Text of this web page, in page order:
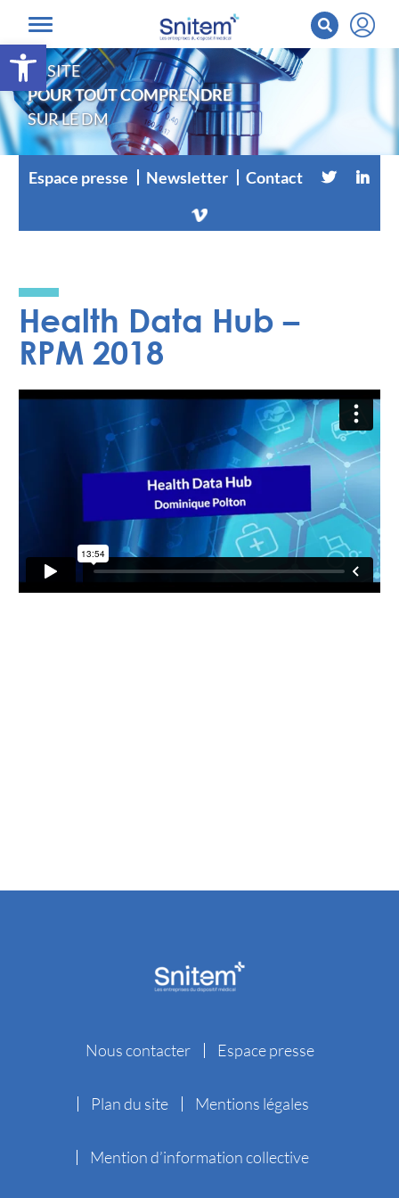
Ouvrir la barre d’outils
LE SITE
POUR TOUT COMPRENDRE
SUR LE DM
Espace presse Newsletter Contact
Health Data Hub –
RPM 2018
Nous contacter Espace presse
Plan du site Mentions légales
Mention d’information collective